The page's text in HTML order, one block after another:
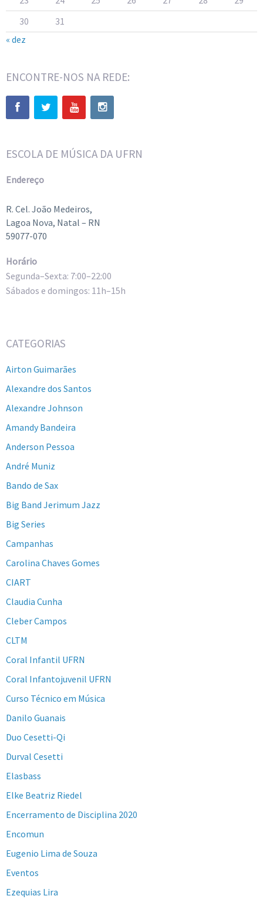
30
31
« dez
ENCONTRE-NOS NA REDE:
ESCOLA DE MÚSICA DA UFRN
Endereço
R. Cel. João Medeiros,
Lagoa Nova, Natal – RN
59077-070
Horário
Segunda–Sexta: 7:00–22:00
Sábados e domingos: 11h–15h
CATEGORIAS
Airton Guimarães
Alexandre dos Santos
Alexandre Johnson
Amandy Bandeira
Anderson Pessoa
André Muniz
Bando de Sax
Big Band Jerimum Jazz
Big Series
Campanhas
Carolina Chaves Gomes
CIART
Claudia Cunha
Cleber Campos
CLTM
Coral Infantil UFRN
Coral Infantojuvenil UFRN
Curso Técnico em Música
Danilo Guanais
Duo Cesetti-Qi
Durval Cesetti
Elasbass
Elke Beatriz Riedel
Encerramento de Disciplina 2020
Encomun
Eugenio Lima de Souza
Eventos
Ezequias Lira